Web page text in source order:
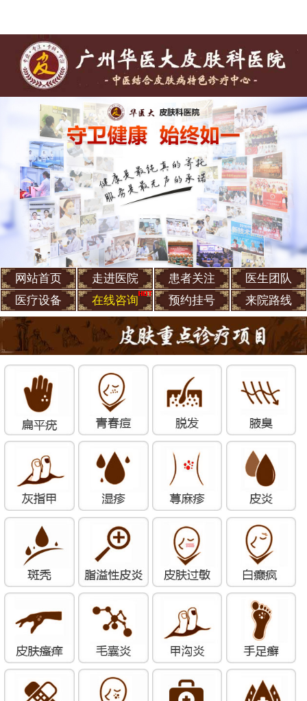
网站首页 走进医院 患者关注
医生团队
医疗设备
在线咨询 预约挂号 来院路线